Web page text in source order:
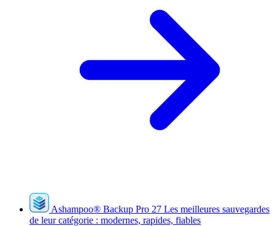
Ashampoo® Backup Pro 27 Les meilleures sauvegardes
de leur catégorie : modernes, rapides, fiables